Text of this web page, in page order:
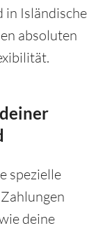
in Isländische
absoluten
spezielle
deine